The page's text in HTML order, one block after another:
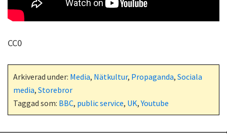
CC0
Arkiverad under: Media, Nätkultur, Propaganda, Sociala
media, Storebror
Taggad som: BBC, public service, UK,Youtube